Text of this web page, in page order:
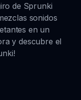
de Sprunki
sonidos
en un
y descubre el